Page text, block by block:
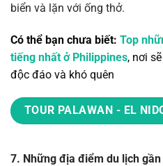
biển và lặn với ống thở.
Có thể bạn chưa biết: Top
tiếng nhất ở Philippines, nơi
độc đáo và khó quên
TOUR PALAWAN - EL
7. Những địa điểm du lịch